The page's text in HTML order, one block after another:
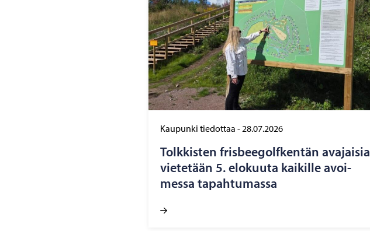
Kaupunki tiedottaa - 28.07.2026
Tolk­kis­ten fris­bee­golf­ken­tän ava­jai­sia
vie­te­tään 5. elo­kuu­ta kai­kil­le avoi­
mes­sa ta­pah­tu­mas­sa